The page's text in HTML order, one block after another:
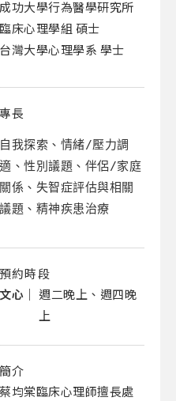
成功大學行為醫學研究所
臨床心理學組 碩士
台灣大學心理學系 學士
專長
自我探索、情緒/壓力調
適、性別議題、伴侶/家庭
關係、失智症評估與相關
議題、精神疾患治療
預約時段
文心｜ 週二晚上、週四晚
上
簡介
蔡均棠臨床心理師擅長處